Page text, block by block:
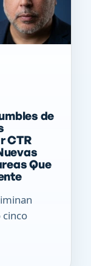
de
CTR
Que